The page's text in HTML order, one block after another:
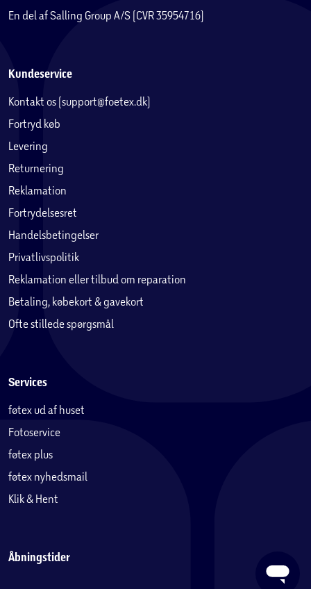
En del af Salling Group A/S (CVR 35954716)
Kundeservice
Kontakt os (support@foetex.dk)
Fortryd køb
Levering
Returnering
Reklamation
Fortrydelsesret
Handelsbetingelser
Privatlivspolitik
Reklamation eller tilbud om reparation
Betaling, købekort & gavekort
Ofte stillede spørgsmål
Services
føtex ud af huset
Fotoservice
føtex plus
føtex nyhedsmail
Klik & Hent
Åbningstider